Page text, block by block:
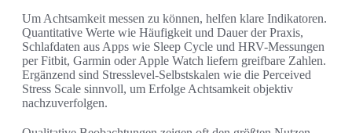
Um Achtsamkeit messen zu können, helfen klare Indikatoren.
Quantitative Werte wie Häufigkeit und Dauer der Praxis,
Schlafdaten aus Apps wie Sleep Cycle und HRV-Messungen
per Fitbit, Garmin oder Apple Watch liefern greifbare Zahlen.
Ergänzend sind Stresslevel-Selbstskalen wie die Perceived
Stress Scale sinnvoll, um Erfolge Achtsamkeit objektiv
nachzuverfolgen.